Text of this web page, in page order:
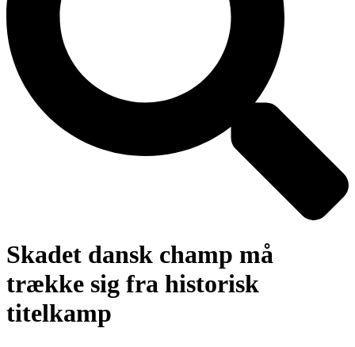
Skadet dansk champ må
trække sig fra historisk
titelkamp